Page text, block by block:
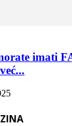
imati